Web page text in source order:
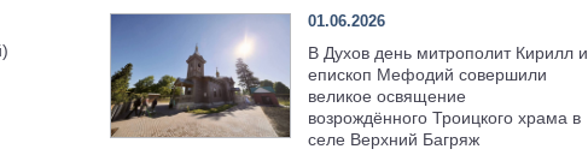
01.06.2026
В Духов день митрополит Кирилл и
епископ Мефодий совершили
великое освящение
возрождённого Троицкого храма в
селе Верхний Багряж